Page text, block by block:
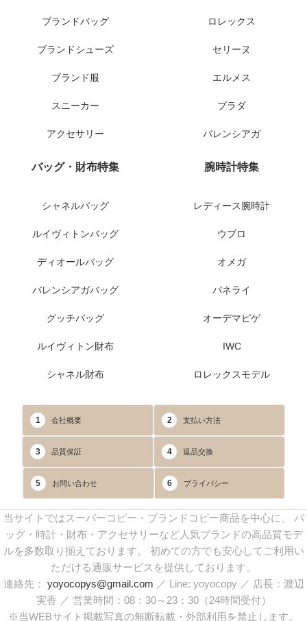
ブランドバッグ
ブランドシューズ
ブランド服
スニーカー
アクセサリー
ロレックス
セリーヌ
エルメス
プラダ
バレンシアガ
バッグ・財布特集
シャネルバッグ
ルイヴィトンバッグ
ディオールバッグ
バレンシアガバッグ
グッチバッグ
ルイヴィトン財布
シャネル財布
腕時計特集
レディース腕時計
ウブロ
オメガ
パネライ
オーデマピゲ
IWC
ロレックスモデル
1 会社概要 2 支払い方法
3 品質保証 4 返品交換
5 お問い合わせ 6 プライバシー
当サイトではスーパーコピー・ブランドコピー商品を中心に、 バ
ッグ・時計・財布・アクセサリーなど人気ブランドの高品質モデ
ルを多数取り揃えております。 初めての方でも安心してご利用い
ただける通販サービスを提供しております。
連絡先： yoyocopys@gmail.com ／ Line: yoyocopy ／ 店長：渡辺
実香 ／ 営業時間：08：30～23：30（24時間受付）
※当WEBサイト掲載写真の無断転載・外部利用を禁止します。